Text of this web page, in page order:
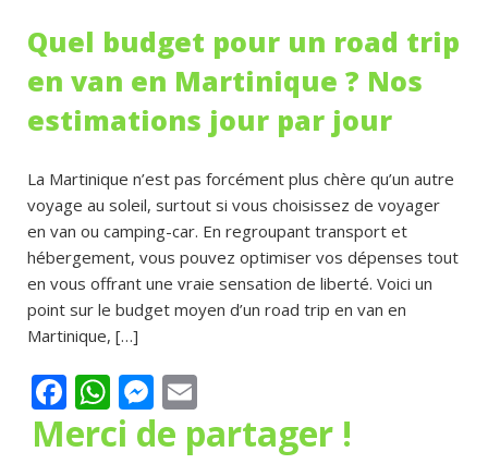
Quel budget pour un road trip
en van en Martinique ? Nos
estimations jour par jour
La Martinique n’est pas forcément plus chère qu’un autre
voyage au soleil, surtout si vous choisissez de voyager
en van ou camping-car. En regroupant transport et
hébergement, vous pouvez optimiser vos dépenses tout
en vous offrant une vraie sensation de liberté. Voici un
point sur le budget moyen d’un road trip en van en
Martinique, […]
Facebook
WhatsApp
Messenger
Merci de partager !